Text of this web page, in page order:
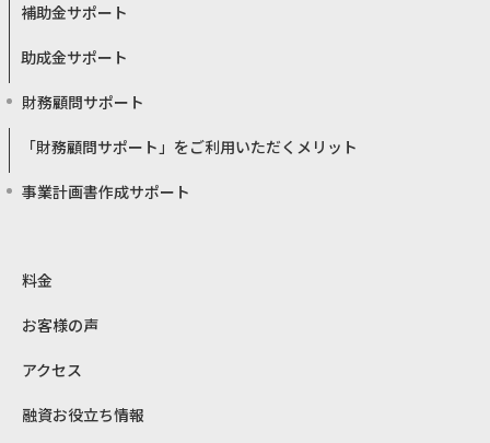
補助金サポート
助成金サポート
財務顧問サポート
「財務顧問サポート」をご利用いただくメリット
事業計画書作成サポート
料金
お客様の声
アクセス
融資お役立ち情報